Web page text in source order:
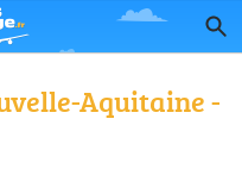
Aquitaine -